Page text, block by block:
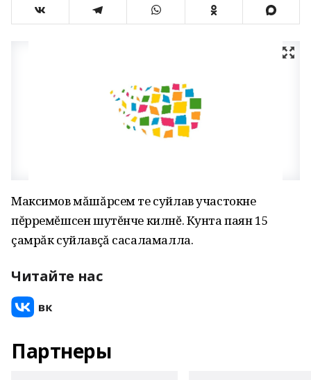
Максимов мăшăрсем те суйлав участокне
пĕрремĕшсен шутĕнче килнĕ. Кунта паян 15
çамрăк суйлавçă сасаламалла.
Читайте нас
Партнеры